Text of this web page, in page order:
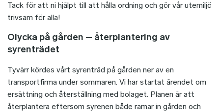
Tack för att ni hjälpt till att hålla ordning och gör vår utemiljö
trivsam för alla!
Olycka på gården – återplantering av
syrenträdet
Tyvärr kördes vårt syrenträd på gården ner av en
transportfirma under sommaren. Vi har startat ärendet om
ersättning och återställning med bolaget. Planen är att
återplantera eftersom syrenen både ramar in gården och